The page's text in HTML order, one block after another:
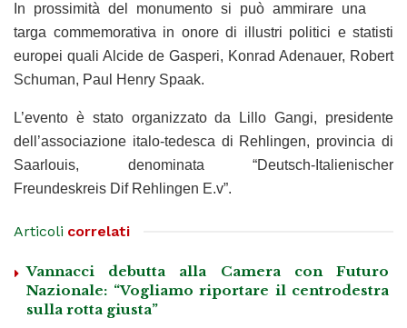
In prossimità del monumento si può ammirare una
targa commemorativa in onore di illustri politici e statisti
europei quali Alcide de Gasperi, Konrad Adenauer, Robert
Schuman, Paul Henry Spaak.
L’evento è stato organizzato da Lillo Gangi, presidente
dell’associazione italo-tedesca di Rehlingen, provincia di
Saarlouis, denominata “Deutsch-Italienischer
Freundeskreis Dif Rehlingen E.v”.
Articoli correlati
Vannacci debutta alla Camera con Futuro
Nazionale: “Vogliamo riportare il centrodestra
sulla rotta giusta”